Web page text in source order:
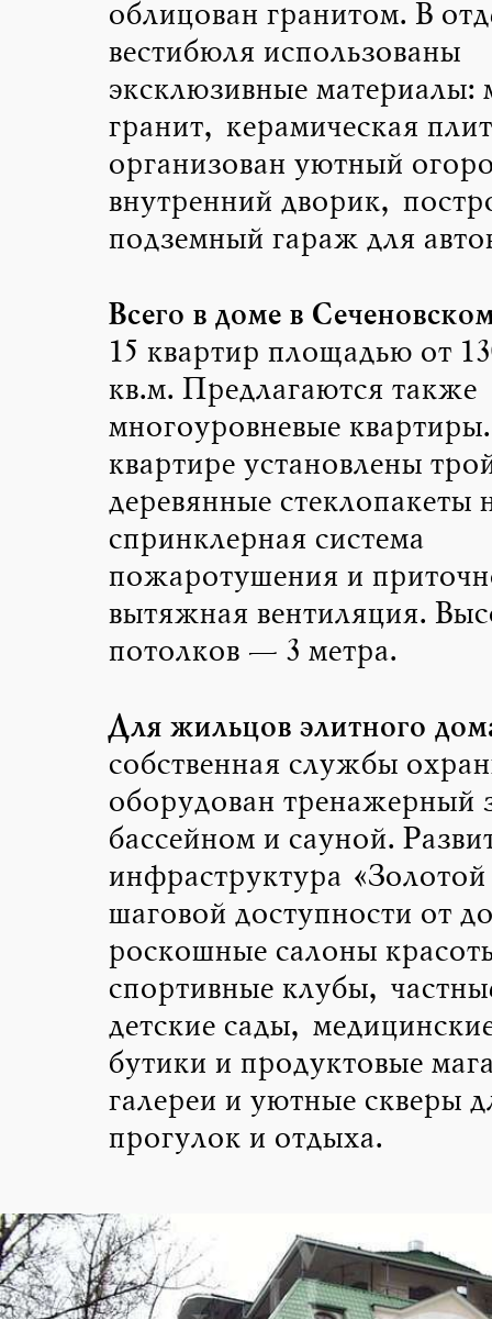
облицован гранитом. В
вестибюля использованы
эксклюзивные материалы:
гранит, керамическая
организован уютный
внутренний дворик,
подземный гараж для
Всего в доме в
15 квартир площадью от
кв.м. Предлагаются также
многоуровневые
квартире установлены
деревянные стеклопакеты
спринклерная система
пожаротушения и
вытяжная вентиляция.
потолков — 3 метра.
Для жильцов элитного
собственная службы
оборудован тренажерный
бассейном и сауной.
инфраструктура
шаговой доступности от
роскошные салоны
спортивные клубы,
детские сады,
бутики и продуктовые
галереи и уютные скверы
прогулок и отдыха.